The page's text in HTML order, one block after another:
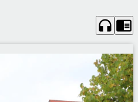
headphones chrome_reader_mode